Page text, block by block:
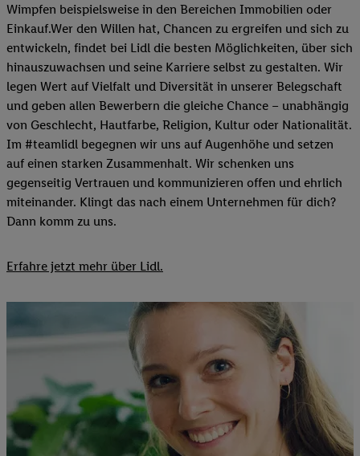
Wimpfen beispielsweise in den Bereichen Immobilien oder
Einkauf.Wer den Willen hat, Chancen zu ergreifen und sich zu
entwickeln, findet bei Lidl die besten Möglichkeiten, über sich
hinauszuwachsen und seine Karriere selbst zu gestalten. Wir
legen Wert auf Vielfalt und Diversität in unserer Belegschaft
und geben allen Bewerbern die gleiche Chance – unabhängig
von Geschlecht, Hautfarbe, Religion, Kultur oder Nationalität.
Im #teamlidl begegnen wir uns auf Augenhöhe und setzen
auf einen starken Zusammenhalt. Wir schenken uns
gegenseitig Vertrauen und kommunizieren offen und ehrlich
miteinander. Klingt das nach einem Unternehmen für dich?
Dann komm zu uns.​
Erfahre jetzt mehr über Lidl.